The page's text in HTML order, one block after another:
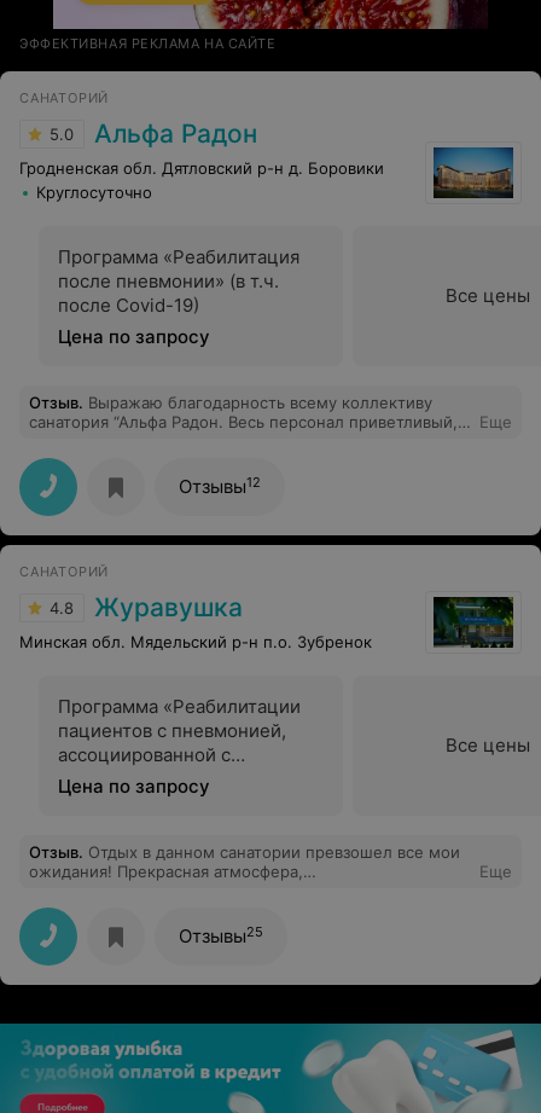
ЭФФЕКТИВНАЯ РЕКЛАМА НА САЙТЕ
САНАТОРИЙ
5.0 Альфа Радон
Гродненская обл. Дятловский р-н д. Боровики
Круглосуточно
Программа «Реабилитация
после пневмонии» (в т.ч.
после Covid-19)
Цена по запросу
Все цены
Отзыв. Выражаю благодарность всему коллективу
санатория “Альфа Радон. Весь персонал приветливый,
благодарность девушкам, которые работают на
процедурах. Очень вкусные обеды, все вкусно,
большой ассортимент. Обязательно вернусь снова.
Спасибо!
Еще
Отзывы12
САНАТОРИЙ
4.8 Журавушка
Минская обл. Мядельский р-н п.о. Зубренок
Программа «Реабилитации
пациентов с пневмонией,
ассоциированной с
инфекцией COVID-19»
Цена по запросу
Все цены
Отзыв. Отдых в данном санатории превзошел все мои
ожидания! Прекрасная атмосфера,
процедуры позволили мне полностью расслабиться и
восстановить свои силы. Рекомендую!
Еще
Отзывы25